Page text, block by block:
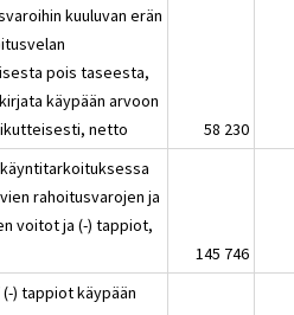
kuuluvan erän
pois taseesta,
käypään arvoon
netto
58 230
rahoitusvarojen ja
voitot ja (-) tappiot,
145 746
) tappiot käypään